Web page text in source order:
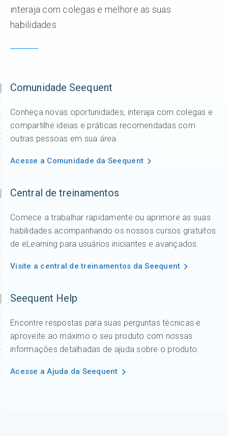
interaja com colegas e melhore as suas
habilidades
Comunidade Seequent
Conheça novas oportunidades, interaja com colegas e
compartilhe ideias e práticas recomendadas com
outras pessoas em sua área.
Acesse a Comunidade da Seequent
Central de treinamentos
Comece a trabalhar rapidamente ou aprimore as suas
habilidades acompanhando os nossos cursos gratuitos
de eLearning para usuários iniciantes e avançados.
Visite a central de treinamentos da Seequent
Seequent Help
Encontre respostas para suas perguntas técnicas e
aproveite ao máximo o seu produto com nossas
informações detalhadas de ajuda sobre o produto.
Acesse a Ajuda da Seequent